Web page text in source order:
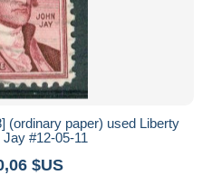
(ordinary paper) used Liberty
#12-05-11
$US